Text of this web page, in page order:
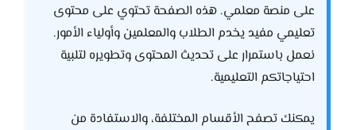
على منصة معلمي. هذه الصفحة تحتوي على محتوى
تعليمي مفيد يخدم الطلاب والمعلمين وأولياء الأمور.
نعمل باستمرار على تحديث المحتوى وتطويره لتلبية
احتياجاتكم التعليمية.
يمكنك تصفح الأقسام المختلفة، والاستفادة من